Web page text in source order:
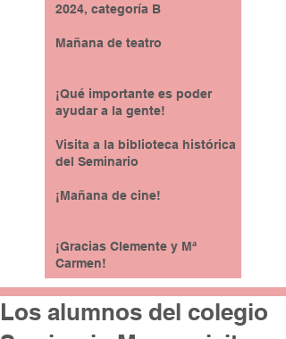
2024, categoría B
Mañana de teatro
¡Qué importante es poder
ayudar a la gente!
Visita a la biblioteca histórica
del Seminario
¡Mañana de cine!
¡Gracias Clemente y Mª
Carmen!
Los alumnos del colegio